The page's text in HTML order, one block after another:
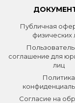
Публичная
физических
соглашение для
лиц
Политика
Согласие на